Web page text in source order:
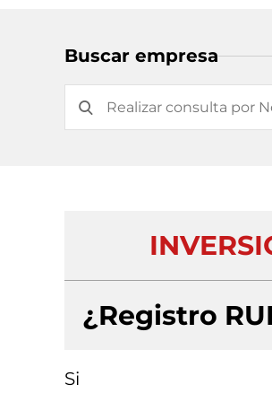
Buscar empresa
¿Registro
Si